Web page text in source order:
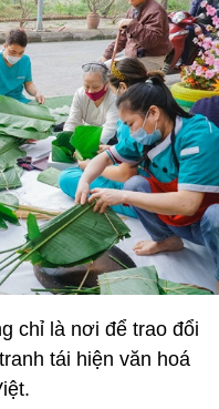
chỉ là nơi để trao đổi
tái hiện văn hoá